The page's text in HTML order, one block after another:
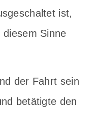
ist,
Sinne
der Fahrt sein
betätigte den